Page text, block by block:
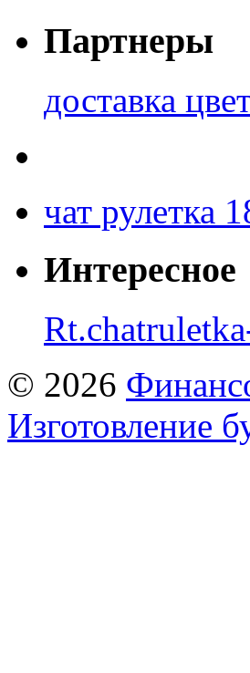
Партнеры
доставка
чат рулетка
Интересное
© 2026
Изготовление